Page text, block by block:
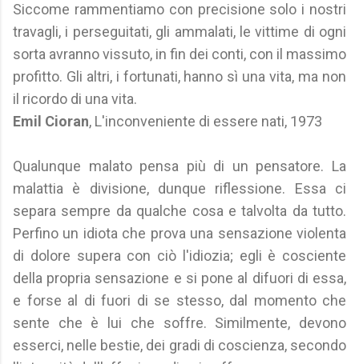
Siccome rammentiamo con precisione solo i nostri
travagli, i perseguitati, gli ammalati, le vittime di ogni
sorta avranno vissuto, in fin dei conti, con il massimo
profitto. Gli altri, i fortunati, hanno sì una vita, ma non
il ricordo di una vita.
Emil Cioran, L'inconveniente di essere nati, 1973
Qualunque malato pensa più di un pensatore. La
malattia è divisione, dunque riflessione. Essa ci
separa sempre da qualche cosa e talvolta da tutto.
Perfino un idiota che prova una sensazione violenta
di dolore supera con ciò l'idiozia; egli è cosciente
della propria sensazione e si pone al difuori di essa,
e forse al di fuori di se stesso, dal momento che
sente che è lui che soffre. Similmente, devono
esserci, nelle bestie, dei gradi di coscienza, secondo